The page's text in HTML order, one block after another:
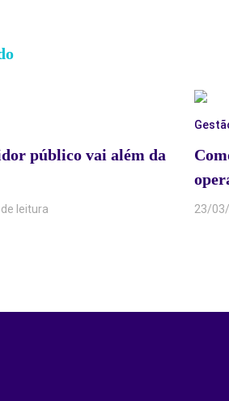
público vai além da
23/